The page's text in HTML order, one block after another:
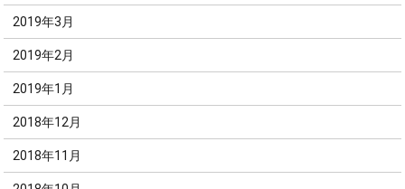
2019年3月
2019年2月
2019年1月
2018年12月
2018年11月